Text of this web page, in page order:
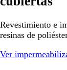
Revestimiento e
resinas de
Ver